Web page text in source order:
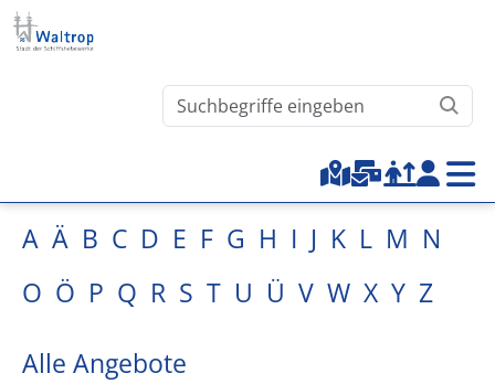
Direkt zum Inhalt
Waltrop.de durchsuchen
Top-Menu
A Ä B C D E F G H I J K L M N
O Ö P Q R S T U Ü V W X Y Z
Alle Angebote